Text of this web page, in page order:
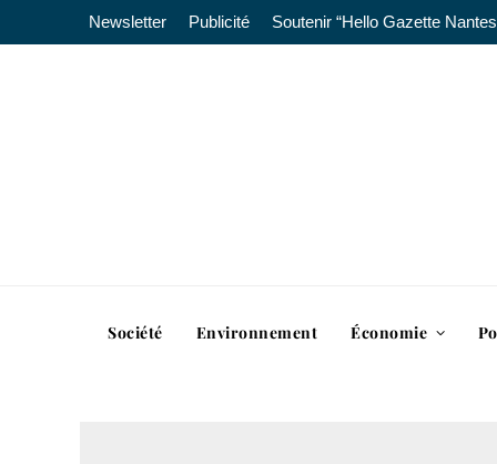
Newsletter Publicité Soutenir “Hello Gazette
Société Environnement Économie